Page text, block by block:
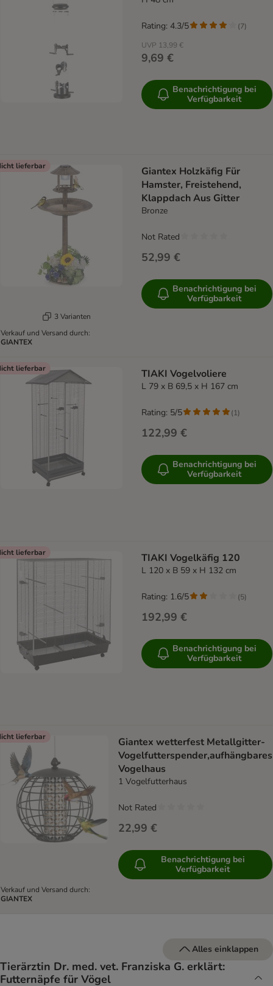
UVP 13,99 €
9,69 €
Rating: 4.3/5 (7)
Benachrichtigung bei
Verfügbarkeit
lieferbar
3 Varianten
Verkauf und Versand durch:
GIANTEX
Giantex Holzkäfig Für
Hamster, Freistehend,
Klappdach Aus Gitter
Bronze
52,99 €
Not Rated
Benachrichtigung bei
Verfügbarkeit
lieferbar TIAKI Vogelvoliere
L 79 x B 69,5 x H 167 cm
122,99 €
Rating: 5/5 (1)
Benachrichtigung bei
Verfügbarkeit
lieferbar TIAKI Vogelkäfig 120
L 120 x B 59 x H 132 cm
192,99 €
Rating: 1.6/5 (5)
Benachrichtigung bei
Verfügbarkeit
lieferbar
Verkauf und Versand durch:
GIANTEX
Giantex wetterfest Metallgitter-
Vogelfutterspender,aufhängbares
Vogelhaus
1 Vogelfutterhaus
22,99 €
Not Rated
Benachrichtigung bei
Verfügbarkeit
Alles einklappen
Tierärztin Dr. med. vet. Franziska G. erklärt:
Futternäpfe für Vögel